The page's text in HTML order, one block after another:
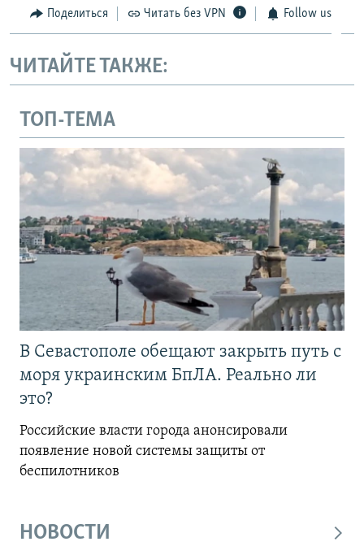
Поделиться Читать без VPN Follow us
ЧИТАЙТЕ ТАКЖЕ:
ТОП-ТЕМА
В Севастополе обещают закрыть путь с
моря украинским БпЛА. Реально ли
это?
Российские власти города анонсировали
появление новой системы защиты от
беспилотников
НОВОСТИ